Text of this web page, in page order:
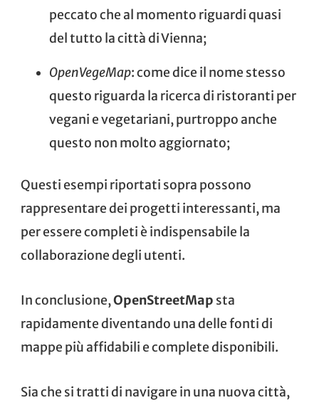
peccato che al momento riguardi quasi
del tutto la città di Vienna;
OpenVegeMap: come dice il nome stesso
questo riguarda la ricerca di ristoranti per
vegani e vegetariani, purtroppo anche
questo non molto aggiornato;
Questi esempi riportati sopra possono
rappresentare dei progetti interessanti, ma
per essere completi è indispensabile la
collaborazione degli utenti.
In conclusione,OpenStreetMap sta
rapidamente diventando una delle fonti di
mappe più affidabili e complete disponibili.
Sia che si tratti di navigare in una nuova città,